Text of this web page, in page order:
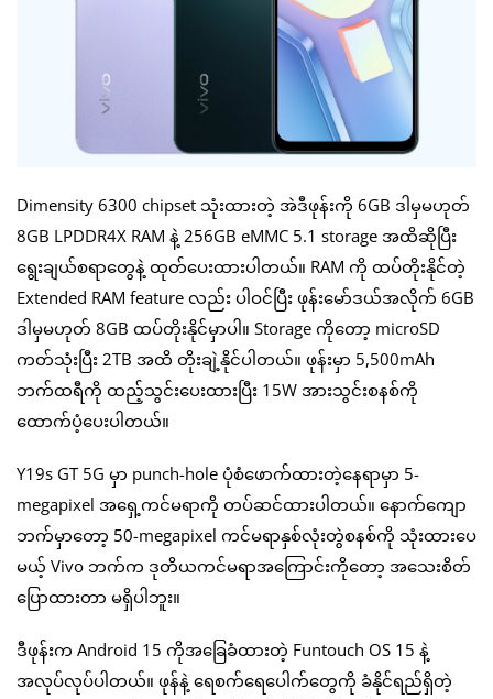
Dimensity 6300 chipset သုံးထားတဲ့ အဲဒီဖုန်းကို 6GB ဒါမှမဟုတ်
8GB LPDDR4X RAM နဲ့ 256GB eMMC 5.1 storage အထိဆိုပြီး
ရွေးချယ်စရာတွေနဲ့ ထုတ်ပေးထားပါတယ်။ RAM ကို ထပ်တိုးနိုင်တဲ့
Extended RAM feature လည်း ပါဝင်ပြီး ဖုန်းမော်ဒယ်အလိုက် 6GB
ဒါမှမဟုတ် 8GB ထပ်တိုးနိုင်မှာပါ။ Storage ကိုတော့ microSD
ကတ်သုံးပြီး 2TB အထိ တိုးချဲ့နိုင်ပါတယ်။ ဖုန်းမှာ 5,500mAh
ဘက်ထရီကို ထည့်သွင်းပေးထားပြီး 15W အားသွင်းစနစ်ကို
ထောက်ပံ့ပေးပါတယ်။
Y19s GT 5G မှာ punch-hole ပုံစံဖောက်ထားတဲ့နေရာမှာ 5-
megapixel အရှေ့ကင်မရာကို တပ်ဆင်ထားပါတယ်။ နောက်ကျော
ဘက်မှာတော့ 50-megapixel ကင်မရာနှစ်လုံးတွဲစနစ်ကို သုံးထားပေ
မယ့် Vivo ဘက်က ဒုတိယကင်မရာအကြောင်းကိုတော့ အသေးစိတ်
ပြောထားတာ မရှိပါဘူး။
ဒီဖုန်းက Android 15 ကိုအခြေခံထားတဲ့ Funtouch OS 15 နဲ့
အလုပ်လုပ်ပါတယ်။ ဖုန်နဲ့ ရေစက်ရေပေါက်တွေကို ခံနိုင်ရည်ရှိတဲ့